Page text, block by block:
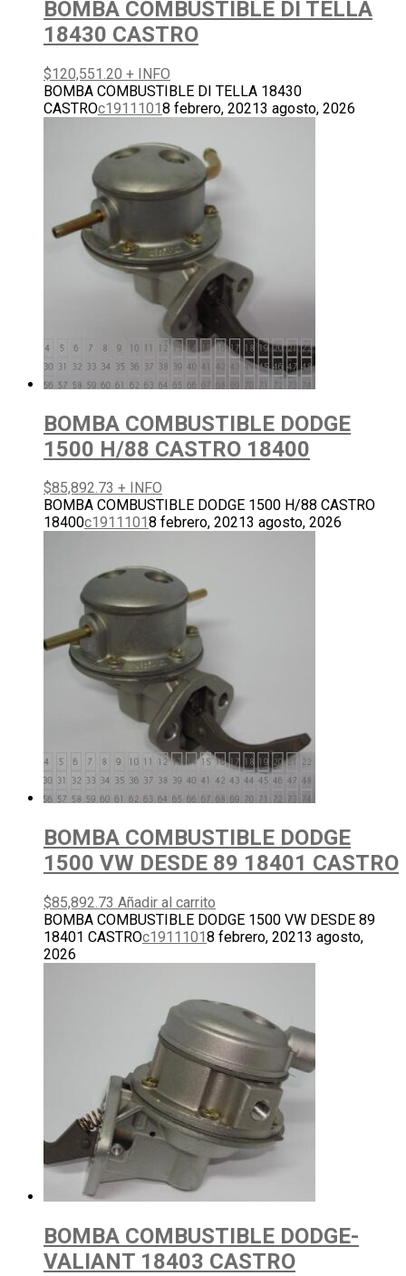
BOMBA COMBUSTIBLE DI TELLA
18430 CASTRO
$120,551.20 + INFO
BOMBA COMBUSTIBLE DI TELLA 18430
CASTROc19111018 febrero, 20213 agosto, 2026
BOMBA COMBUSTIBLE DODGE
1500 H/88 CASTRO 18400
$85,892.73 + INFO
BOMBA COMBUSTIBLE DODGE 1500 H/88 CASTRO
18400c1911101 8 febrero, 20213 agosto, 2026
BOMBA COMBUSTIBLE DODGE
1500 VW DESDE 89 18401 CASTRO
$85,892.73 Añadir al carrito
BOMBA COMBUSTIBLE DODGE 1500 VW DESDE 89
18401 CASTROc1911101 8 febrero, 20213 agosto,
2026
BOMBA COMBUSTIBLE DODGE-
VALIANT 18403 CASTRO